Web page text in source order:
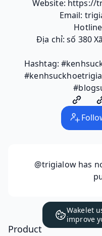
Website: https://
Email:
Địa chỉ: số 380
Hashtag:
@trigialowhas
Wakelet
improve
Product